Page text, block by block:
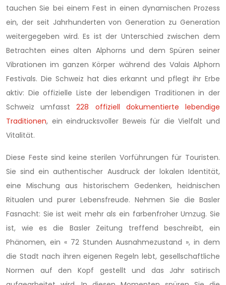
tauchen Sie bei einem Fest in einen dynamischen Prozess
ein, der seit Jahrhunderten von Generation zu Generation
weitergegeben wird. Es ist der Unterschied zwischen dem
Betrachten eines alten Alphorns und dem Spüren seiner
Vibrationen im ganzen Körper während des Valais Alphorn
Festivals. Die Schweiz hat dies erkannt und pflegt ihr Erbe
aktiv: Die offizielle Liste der lebendigen Traditionen in der
Schweiz umfasst228 offiziell dokumentierte lebendige
Traditionen, ein eindrucksvoller Beweis für die Vielfalt und
Vitalität.
Diese Feste sind keine sterilen Vorführungen für Touristen.
Sie sind ein authentischer Ausdruck der lokalen Identität,
eine Mischung aus historischem Gedenken, heidnischen
Ritualen und purer Lebensfreude. Nehmen Sie die Basler
Fasnacht: Sie ist weit mehr als ein farbenfroher Umzug. Sie
ist, wie es die Basler Zeitung treffend beschreibt, ein
Phänomen, ein « 72 Stunden Ausnahmezustand », in dem
die Stadt nach ihren eigenen Regeln lebt, gesellschaftliche
Normen auf den Kopf gestellt und das Jahr satirisch